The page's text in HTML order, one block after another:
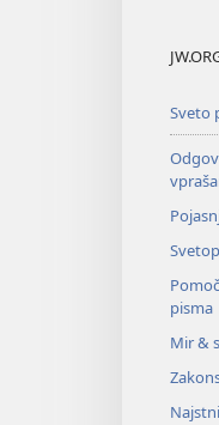
Sveto
pisma
Mir &